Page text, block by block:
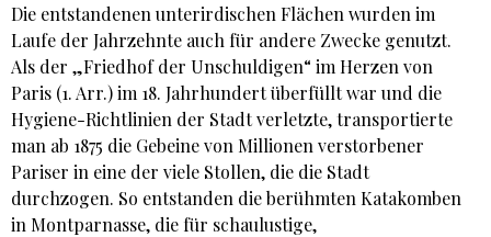
Die entstandenen unterirdischen Flächen wurden im
Laufe der Jahrzehnte auch für andere Zwecke genutzt.
Als der „Friedhof der Unschuldigen“ im Herzen von
Paris (1. Arr.) im 18. Jahrhundert überfüllt war und die
Hygiene-Richtlinien der Stadt verletzte, transportierte
man ab 1875 die Gebeine von Millionen verstorbener
Pariser in eine der viele Stollen, die die Stadt
durchzogen. So entstanden die berühmten Katakomben
in Montparnasse, die für schaulustige,